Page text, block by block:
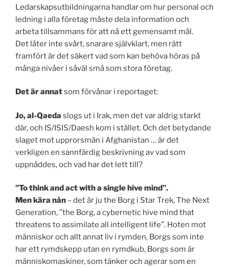
Ledarskapsutbildningarna handlar om hur personal och
ledning i alla företag måste dela information och
arbeta tillsammans för att nå ett gemensamt mål.
Det låter inte svårt, snarare självklart, men rätt
framfört är det säkert vad som kan behöva höras på
många nivåer i såväl små som stora företag.
Det är annatsom förvånar i reportaget:
Jo, al-Qaeda slogs ut i Irak, men det var aldrig starkt
där, och IS/ISIS/Daesh kom i stället. Och det betydande
slaget mot upprorsmän i Afghanistan … är det
verkligen en sannfärdig beskrivning av vad som
uppnåddes, och vad har det lett till?
”To think and act with a single hive mind”.
Men kära nån – det är ju the Borg i Star Trek, The Next
Generation, ”the Borg, a cybernetic hive mind that
threatens to assimilate all intelligent life”. Hoten mot
människor och allt annat liv i rymden, Borgs som inte
har ett rymdskepp utan en rymdkub, Borgs som är
människomaskiner, som tänker och agerar som en